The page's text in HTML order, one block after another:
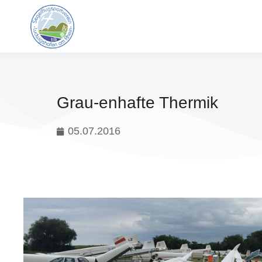
Grau-enhafte Thermik
05.07.2016